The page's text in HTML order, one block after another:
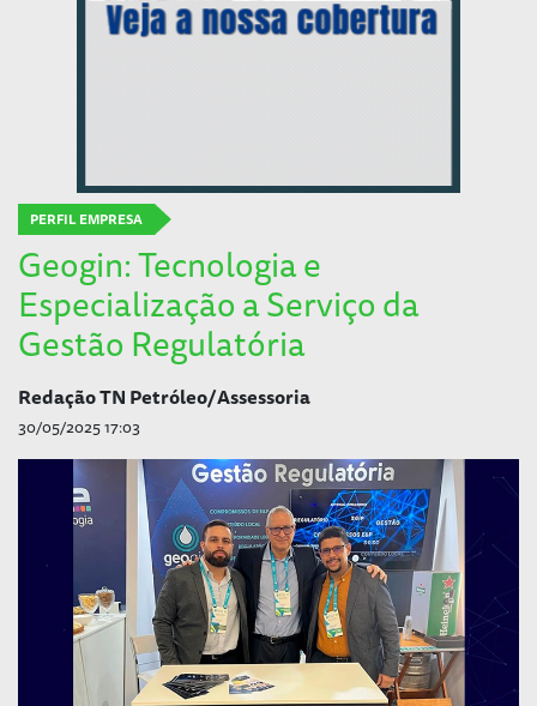
PERFIL EMPRESA
Geogin: Tecnologia e
Especialização a Serviço da
Gestão Regulatória
Redação TN Petróleo/Assessoria
30/05/2025 17:03